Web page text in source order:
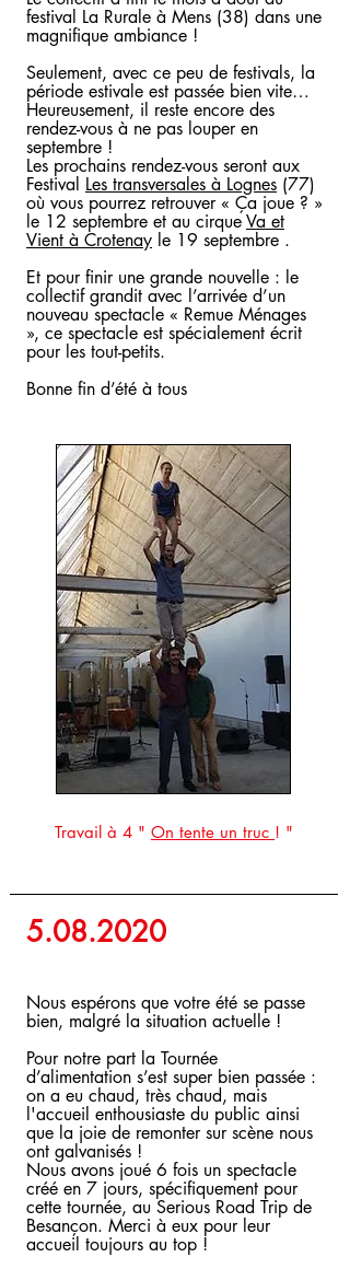
festival La Rurale à Mens (38) dans une
magnifique ambiance !
Seulement, avec ce peu de festivals, la
période estivale est passée bien vite…
Heureusement, il reste encore des
rendez-vous à ne pas louper en
septembre !
Les prochains rendez-vous seront aux
Festival Les transversales à Lognes (77)
où vous pourrez retrouver « Ça joue ? »
le 12 septembre et au cirqueVa et
Vient à Crotenay le 19 septembre .
Et pour finir une grande nouvelle : le
collectif grandit avec l’arrivée d’un
nouveau spectacle « Remue Ménages
», ce spectacle est spécialement écrit
pour les tout-petits.
Bonne fin d’été à tous
Travail à 4 " On tente un truc ! "
5.08.2020
Nous espérons que votre été se passe
bien, malgré la situation actuelle !
Pour notre part la Tournée
d’alimentation s’est super bien passée :
on a eu chaud, très chaud, mais
l'accueil enthousiaste du public ainsi
que la joie de remonter sur scène nous
ont galvanisés !
Nous avons joué 6 fois un spectacle
créé en 7 jours, spécifiquement pour
cette tournée, au Serious Road Trip de
Besançon. Merci à eux pour leur
accueil toujours au top !